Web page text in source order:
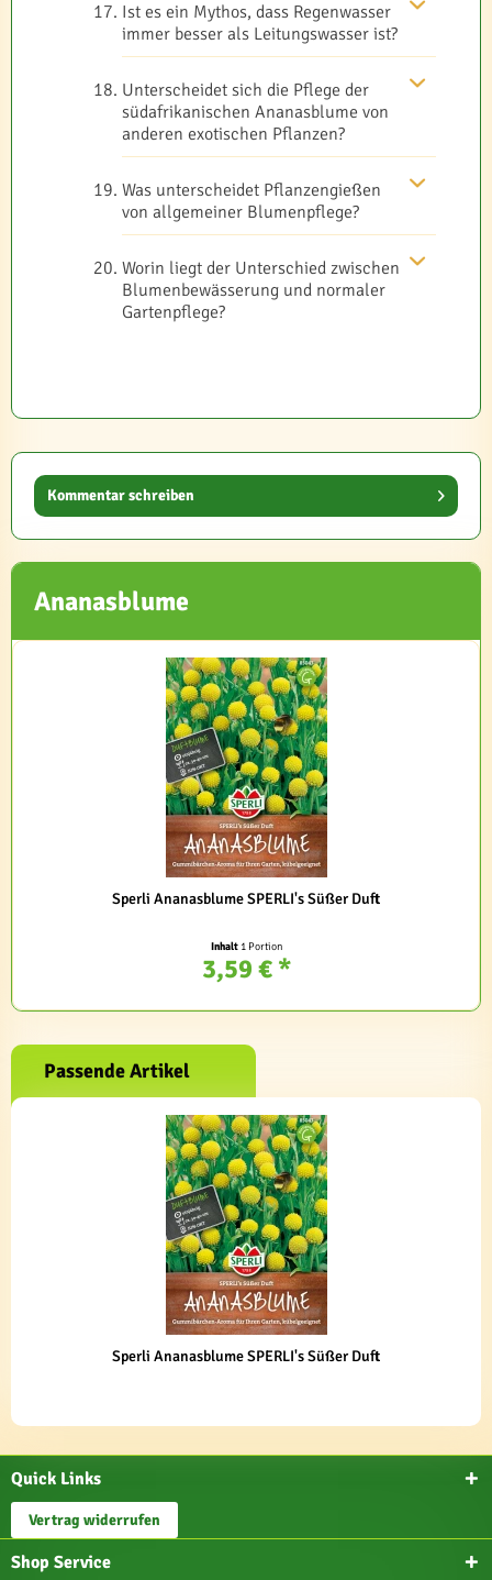
Ist es ein Mythos, dass Regenwasser
immer besser als Leitungswasser ist?
Unterscheidet sich die Pflege der
südafrikanischen Ananasblume von
anderen exotischen Pflanzen?
Was unterscheidet Pflanzengießen
von allgemeiner Blumenpflege?
Worin liegt der Unterschied zwischen
Blumenbewässerung und normaler
Gartenpflege?
Kommentar schreiben
Ananasblume
Sperli Ananasblume SPERLI's Süßer Duft
Inhalt 1 Portion
3,59 € *
Passende Artikel
Sperli Ananasblume SPERLI's Süßer Duft
Quick Links
Vertrag widerrufen
Shop Service